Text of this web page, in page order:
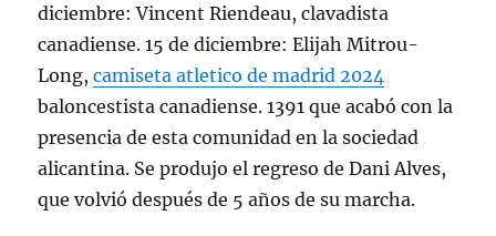
diciembre: Vincent Riendeau, clavadista
canadiense. 15 de diciembre: Elijah Mitrou-
Long,camiseta atletico de madrid 2024
baloncestista canadiense. 1391 que acabó con la
presencia de esta comunidad en la sociedad
alicantina. Se produjo el regreso de Dani Alves,
que volvió después de 5 años de su marcha.